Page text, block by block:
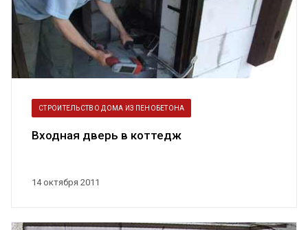
14 октября 2011
СТРОИТЕЛЬСТВО ДОМА ИЗ ПЕНОБЕТОНА
Входная дверь в коттедж